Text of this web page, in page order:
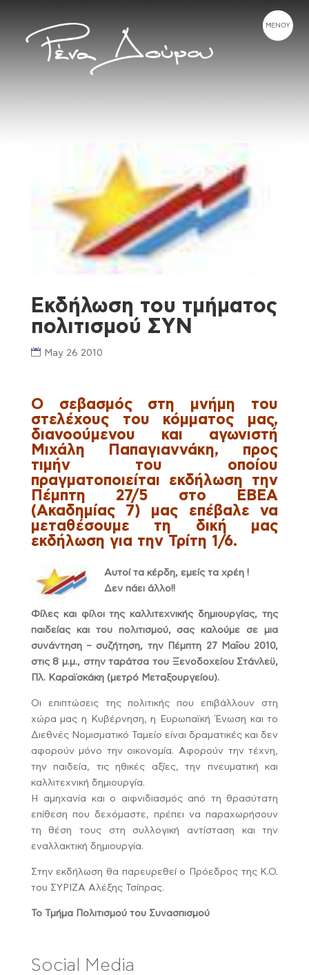
Εκδήλωση του τμήματος
πολιτισμού ΣΥΝ
May 26 2010
Ο σεβασμός στη μνήμη του
στελέχους του κόμματος μας,
διανοούμενου και αγωνιστή
Μιχάλη Παπαγιαννάκη, προς
τιμήν του οποίου
πραγματοποιείται εκδήλωση την
Πέμπτη 27/5 στο ΕΒΕΑ
(Ακαδημίας 7) μας επέβαλε να
μεταθέσουμε τη δική μας
εκδήλωση για την Τρίτη 1/6.
Αυτοί τα κέρδη, εμείς τα χρέη !
Δεν πάει άλλο!!
Φίλες και φίλοι της καλλιτεχνικής δημιουργίας, της
παιδείας και του πολιτισμού, σας καλούμε σε μια
συνάντηση – συζήτηση, την Πέμπτη 27 Μαΐου 2010,
στις 8 μ.μ., στην ταράτσα του Ξενοδοχείου Στάνλεϋ,
Πλ. Καραϊσκάκη (μετρό Μεταξουργείου).
Οι επιπτώσεις της πολιτικής που επιβάλλουν στη
χώρα μας η Κυβέρνηση, η Ευρωπαϊκή Ένωση και το
Διεθνές Νομισματικό Ταμείο είναι δραματικές και δεν
αφορούν μόνο την οικονομία. Αφορούν την τέχνη,
την παιδεία, τις ηθικές αξίες, την πνευματική και
καλλιτεχνική δημιουργία.
Η αμηχανία και ο αιφνιδιασμός από τη θρασύτατη
επίθεση που δεχόμαστε, πρέπει να παραχωρήσουν
τη θέση τους στη συλλογική αντίσταση και την
εναλλακτική δημιουργία.
Στην εκδήλωση θα παρευρεθεί ο Πρόεδρος της Κ.Ο.
του ΣΥΡΙΖΑ Αλέξης Τσίπρας.
Το Τμήμα Πολιτισμού του Συνασπισμού
Social Media